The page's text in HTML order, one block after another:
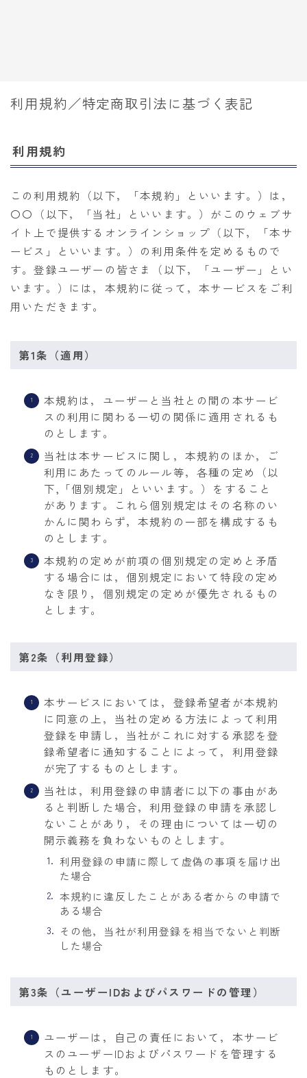
利用規約／特定商取引法に基づく表記
利用規約
この利用規約（以下，「本規約」といいます。）は，
〇〇（以下，「当社」といいます。）がこのウェブサ
イト上で提供するオンラインショップ（以下，「本サ
ービス」といいます。）の利用条件を定めるもので
す。登録ユーザーの皆さま（以下，「ユーザー」とい
います。）には，本規約に従って，本サービスをご利
用いただきます。
第1条（適用）
本規約は，ユーザーと当社との間の本サービ
スの利用に関わる一切の関係に適用されるも
のとします。
当社は本サービスに関し，本規約のほか，ご
利用にあたってのルール等，各種の定め（以
下,「個別規定」といいます。）をすること
があります。これら個別規定はその名称のい
かんに関わらず，本規約の一部を構成するも
のとします。
本規約の定めが前項の個別規定の定めと矛盾
する場合には，個別規定において特段の定め
なき限り，個別規定の定めが優先されるもの
とします。
第2条（利用登録）
本サービスにおいては，登録希望者が本規約
に同意の上，当社の定める方法によって利用
登録を申請し，当社がこれに対する承認を登
録希望者に通知することによって，利用登録
が完了するものとします。
当社は，利用登録の申請者に以下の事由があ
ると判断した場合，利用登録の申請を承認し
ないことがあり，その理由については一切の
開示義務を負わないものとします。
利用登録の申請に際して虚偽の事項を届け出
た場合
本規約に違反したことがある者からの申請で
ある場合
その他，当社が利用登録を相当でないと判断
した場合
第3条（ユーザーIDおよびパスワードの管理）
ユーザーは，自己の責任において，本サービ
スのユーザーIDおよびパスワードを管理する
ものとします。